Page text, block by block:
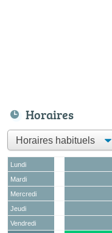
Horaires
Lundi
Mardi
Mercredi
Jeudi
Vendredi